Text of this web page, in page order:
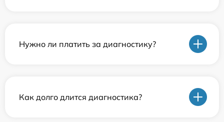
Нужно ли платить за диагностику?
Как долго длится диагностика?